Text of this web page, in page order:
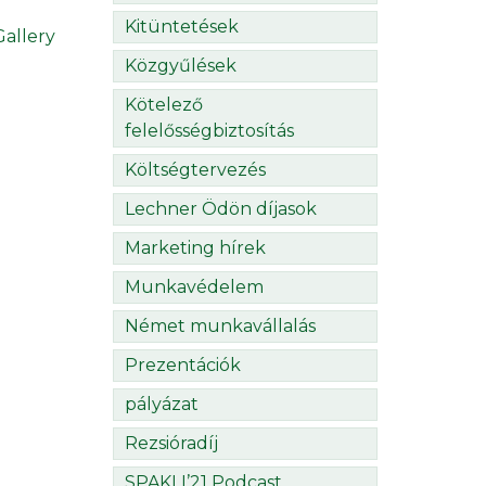
Kitüntetések
Közgyűlések
Kötelező
felelősségbiztosítás
Költségtervezés
Lechner Ödön díjasok
Marketing hírek
Munkavédelem
Német munkavállalás
Prezentációk
pályázat
Rezsióradíj
SPAKLI’21 Podcast